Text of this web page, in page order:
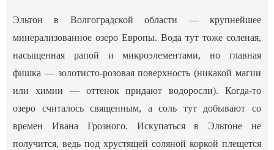
Эльтон в Волгоградской области — крупнейшее
минерализованное озеро Европы. Вода тут тоже соленая,
насыщенная рапой и микроэлементами, но главная
фишка — золотисто-розовая поверхность (никакой магии
или химии — оттенок придают водоросли). Когда-то
озеро считалось священным, а соль тут добывают со
времен Ивана Грозного. Искупаться в Эльтоне не
получится, ведь под хрустящей соляной коркой плещется